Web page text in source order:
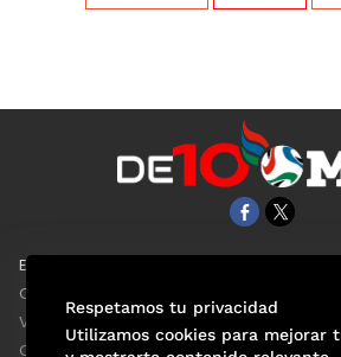
EL UNIVERSAL
Clase
ViveUSA
Confabulario
Respetamos tu privacidad
Utilizamos cookies para mejorar